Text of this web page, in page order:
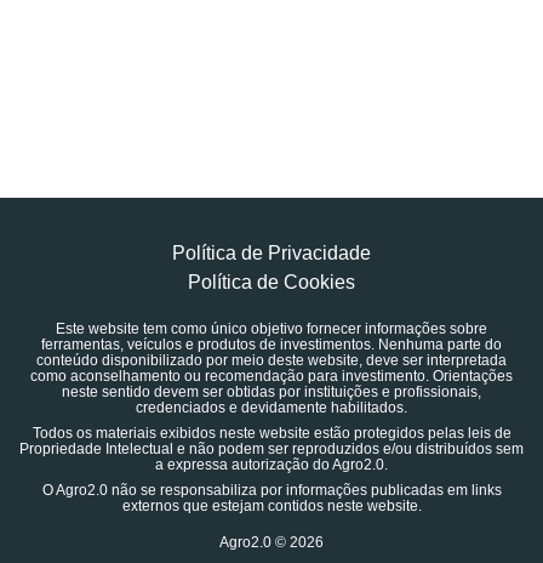
Política de Privacidade
Política de Cookies
Este website tem como único objetivo fornecer informações sobre
ferramentas, veículos e produtos de investimentos. Nenhuma parte do
conteúdo disponibilizado por meio deste website, deve ser interpretada
como aconselhamento ou recomendação para investimento. Orientações
neste sentido devem ser obtidas por instituições e profissionais,
credenciados e devidamente habilitados.
Todos os materiais exibidos neste website estão protegidos pelas leis de
Propriedade Intelectual e não podem ser reproduzidos e/ou distribuídos sem
a expressa autorização do Agro2.0.
O Agro2.0 não se responsabiliza por informações publicadas em links
externos que estejam contidos neste website.
Agro2.0 © 2026